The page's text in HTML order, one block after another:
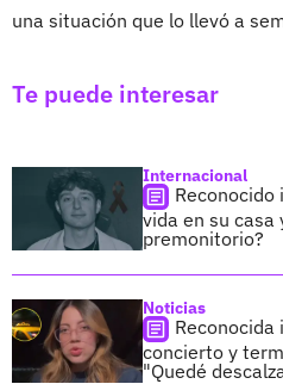
una situación que lo llevó a
Te puede interesar
Internacional
Reconocido
vida en su casa
premonitorio?
Noticias
Reconocida
concierto y
"Quedé